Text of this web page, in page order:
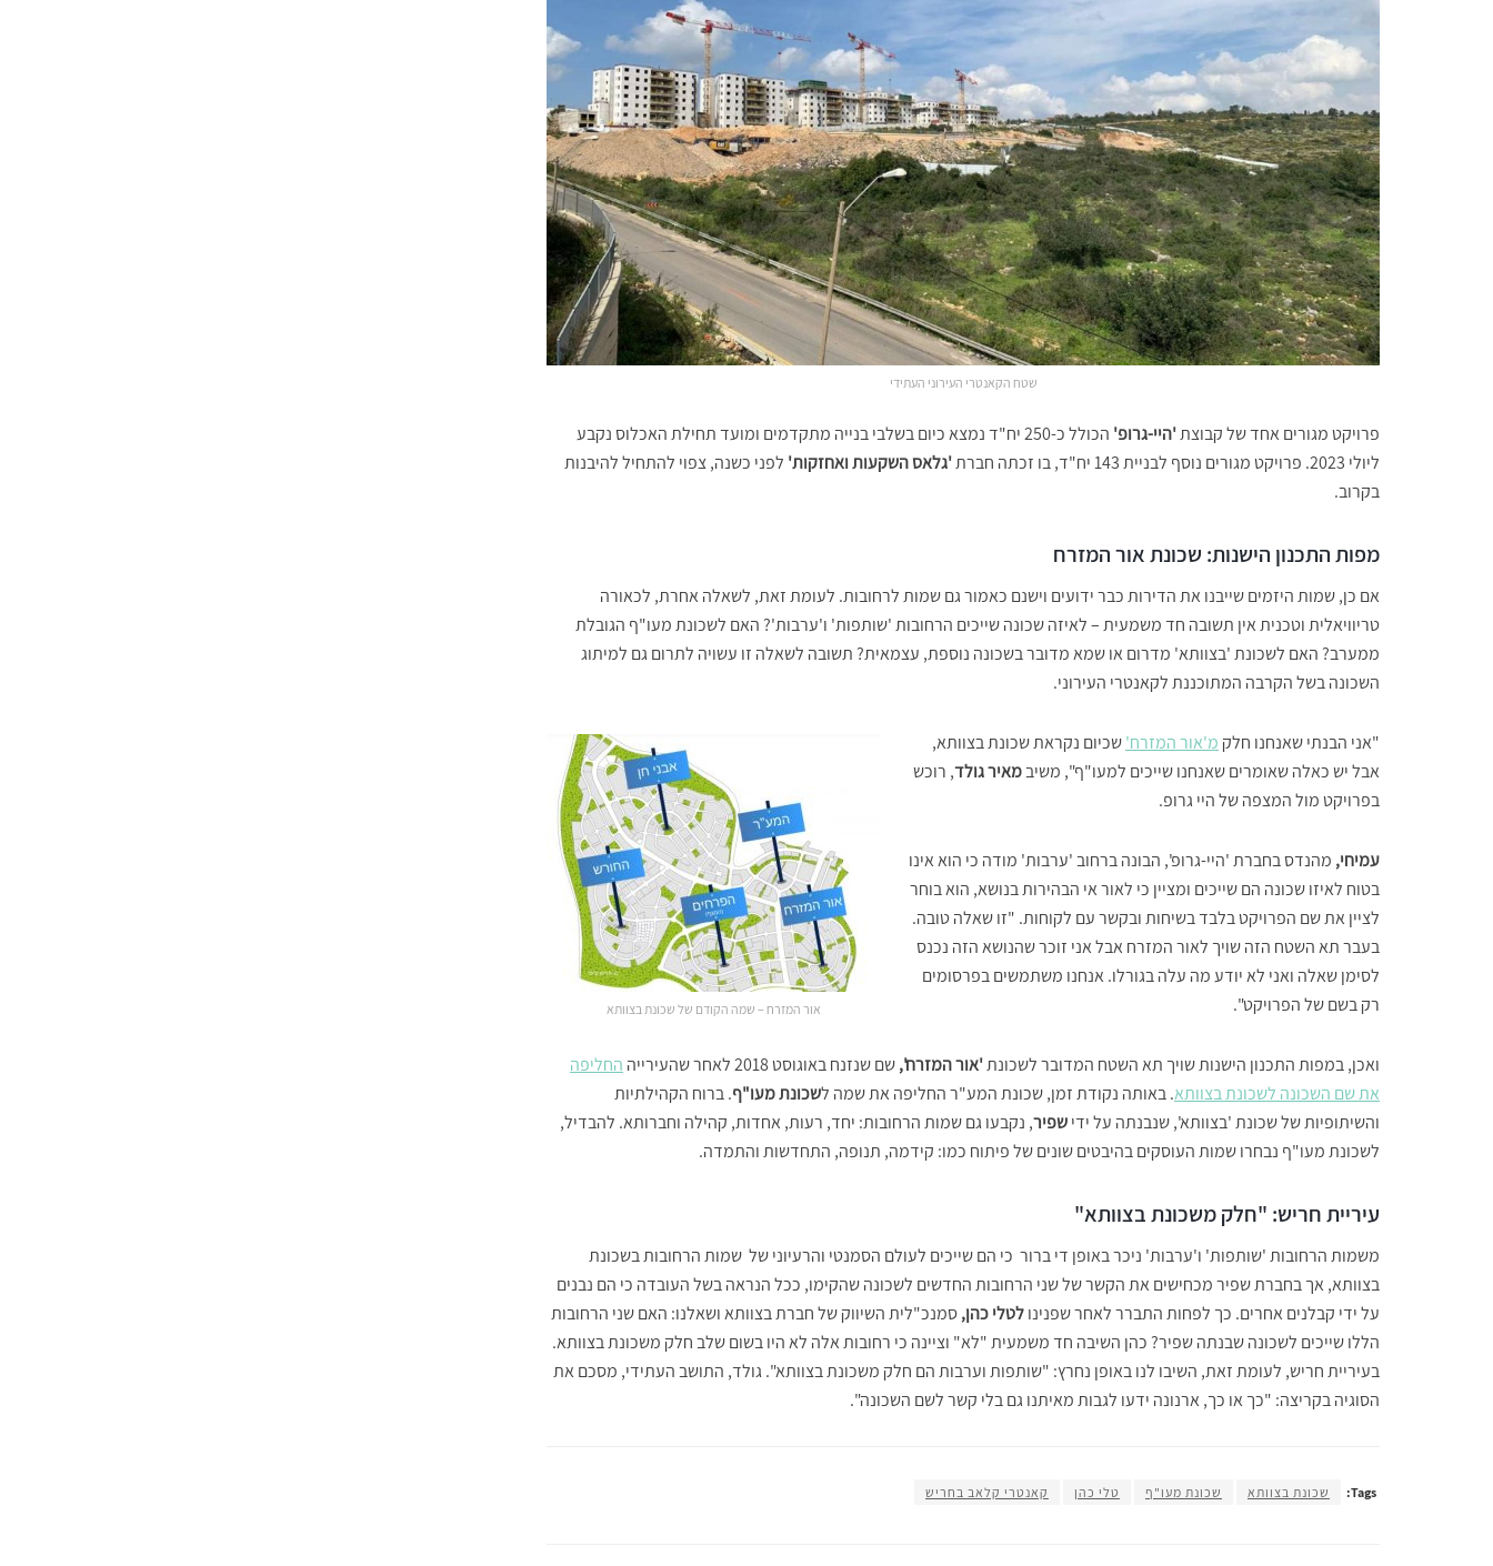
שטח הקאנטרי העירוני העתידי
פרויקט מגורים אחד של קבוצת'היי-גרופ'
הכולל כ-250 יח"ד נמצא כיום בשלבי בנייה מתקדמים ומועד תחילת האכלוס נקבע
ליולי 2023. פרויקט מגורים נוסף לבניית 143 יח"ד, בו זכתה חברת
'גלאס השקעות ואחזקות' לפני כשנה, צפוי להתחיל להיבנות
בקרוב.
מפות התכנון הישנות: שכונת אור המזרח
אם כן, שמות היזמים שייבנו את הדירות כבר ידועים וישנם כאמור גם שמות לרחובות. לעומת זאת, לשאלה אחרת, לכאורה
טריוויאלית וטכנית אין תשובה חד משמעית – לאיזה שכונה שייכים הרחובות 'שותפות' ו'ערבות'? האם לשכונת מעו"ף הגובלת
ממערב? האם לשכונת 'בצוותא' מדרום או שמא מדובר בשכונה נוספת, עצמאית? תשובה לשאלה זו עשויה לתרום גם למיתוג
השכונה בשל הקרבה המתוכננת לקאנטרי העירוני.
אור המזרח – שמה הקודם של שכונת בצוותא
"אני הבנתי שאנחנו חלק מ'אור המזרח'שכיום נקראת שכונת בצוותא,
אבל יש כאלה שאומרים שאנחנו שייכים למעו"ף", משיבמאיר גולד, רוכש
בפרויקט מול המצפה של היי גרופ.
עמיחי, מהנדס בחברת 'היי-גרופ', הבונה ברחוב 'ערבות' מודה כי הוא אינו
בטוח לאיזו שכונה הם שייכים ומציין כי לאור אי הבהירות בנושא, הוא בוחר
לציין את שם הפרויקט בלבד בשיחות ובקשר עם לקוחות. "זו שאלה טובה.
בעבר תא השטח הזה שויך לאור המזרח אבל אני זוכר שהנושא הזה נכנס
לסימן שאלה ואני לא יודע מה עלה בגורלו. אנחנו משתמשים בפרסומים
רק בשם של הפרויקט".
ואכן, במפות התכנון הישנות שויך תא השטח המדובר לשכונת'אור המזרח',שם שנזנח באוגוסט 2018 לאחר שהעירייה
החליפה
את שם השכונה לשכונת בצוותא. באותה נקודת זמן, שכונת המע"ר החליפה את שמה לשכונת מעו"ף. ברוח הקהילתיות
והשיתופיות של שכונת 'בצוותא', שנבנתה על ידישפיר, נקבעו גם שמות הרחובות: יחד, רעות, אחדות, קהילה וחברותא. להבדיל,
לשכונת מעו"ף נבחרו שמות העוסקים בהיבטים שונים של פיתוח כמו: קידמה, תנופה, התחדשות והתמדה.
עיריית חריש: "חלק משכונת בצוותא"
משמות הרחובות 'שותפות' ו'ערבות' ניכר באופן די ברור כי הם שייכים לעולם הסמנטי והרעיוני של שמות הרחובות בשכונת
בצוותא, אך בחברת שפיר מכחישים את הקשר של שני הרחובות החדשים לשכונה שהקימו, ככל הנראה בשל העובדה כי הם נבנים
על ידי קבלנים אחרים. כך לפחות התברר לאחר שפנינולטלי כהן,סמנכ"לית השיווק של חברת בצוותא ושאלנו: האם שני הרחובות
הללו שייכים לשכונה שבנתה שפיר? כהן השיבה חד משמעית "לא" וציינה כי רחובות אלה לא היו בשום שלב חלק משכונת בצוותא.
בעיריית חריש, לעומת זאת, השיבו לנו באופן נחרץ: "שותפות וערבות הם חלק משכונת בצוותא". גולד, התושב העתידי, מסכם את
הסוגיה בקריצה: "כך או כך, ארנונה ידעו לגבות מאיתנו גם בלי קשר לשם השכונה".
Tags: שכונת בצוותא שכונת מעו"ף טלי כהן קאנטרי קלאב בחריש